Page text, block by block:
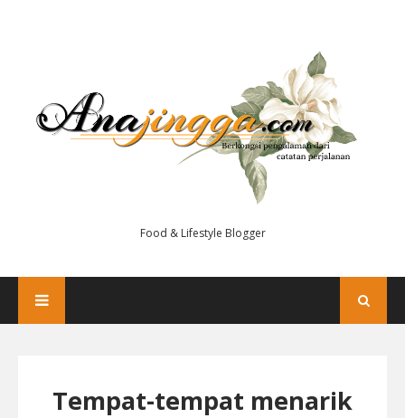
Food & Lifestyle Blogger
Tempat-tempat menarik